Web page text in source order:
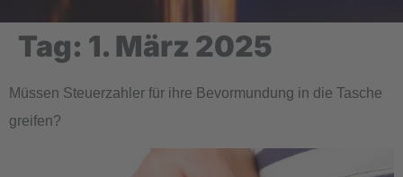
Tag: 1. März 2025
Müssen Steuerzahler für ihre Bevormundung in die Tasche
greifen?